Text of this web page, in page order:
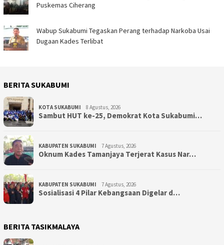
Puskemas Ciherang ‎
Wabup Sukabumi Tegaskan Perang terhadap Narkoba Usai
Dugaan Kades Terlibat
BERITA SUKABUMI
KOTA SUKABUMI 8 Agustus, 2026
Sambut HUT ke-25, Demokrat Kota Sukabumi…
KABUPATEN SUKABUMI 7 Agustus, 2026
Oknum Kades Tamanjaya Terjerat Kasus Nar…
KABUPATEN SUKABUMI 7 Agustus, 2026
Sosialisasi 4 Pilar Kebangsaan Digelar d…
BERITA TASIKMALAYA